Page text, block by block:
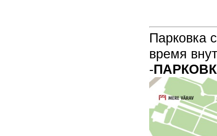
Парковка
время
-